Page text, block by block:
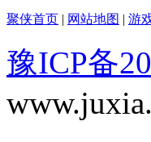
聚侠首页 | 网站地图 | 游
豫ICP备